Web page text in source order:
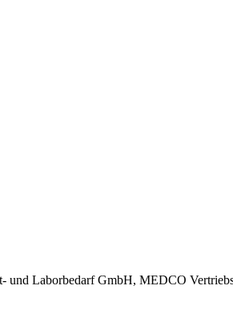
und Laborbedarf GmbH, MEDCO